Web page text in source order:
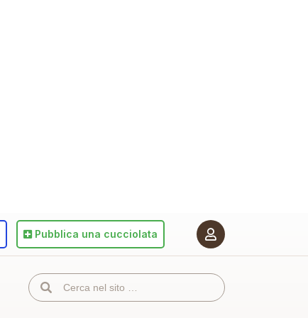
Pubblica una cucciolata